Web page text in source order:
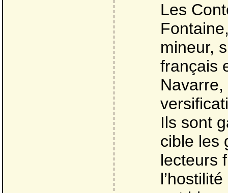
Les
mineur,
français
Ils sont
cible les
lecteurs